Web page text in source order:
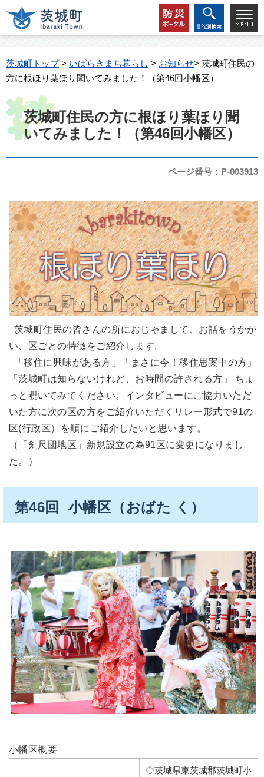
茨城町トップ> いばらきまち暮らし > お知らせ> 茨城町住民の
方に根ほり葉ほり聞いてみました！（第46回小幡区）
茨城町住民の方に根ほり葉ほり聞
いてみました！（第46回小幡区）
ページ番号：P-003913
茨城町住民の皆さんの所におじゃまして、お話をうかが
い、区ごとの特徴をご紹介します。
「移住に興味がある方」「まさに今！移住思案中の方」
「茨城町は知らないけれど、お時間の許される方」 ちょ
っと覗いてみてください。インタビューにご協力いただ
いた方に次の区の方をご紹介いただくリレー形式で91の
区(行政区）を順にご紹介したいと思います。
（「剣尺団地区」新規設立の為91区に変更になりまし
た。）
第46回 小幡区（おばた く）
小幡区概要
◇茨城県東茨城郡茨城町小